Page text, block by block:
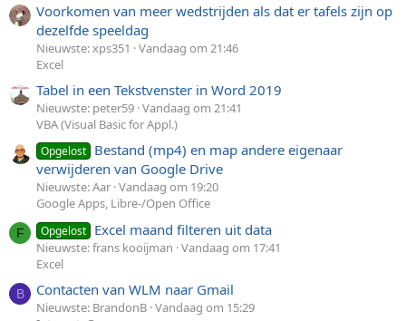
Voorkomen van meer wedstrijden als dat er tafels zijn op
dezelfde speeldag
Nieuwste: xps351
Vandaag om 21:46
Excel
Tabel in een Tekstvenster in Word 2019
Nieuwste: peter59 Vandaag om 21:41
VBA (Visual Basic for Appl.)
Opgelost Bestand (mp4) en map andere eigenaar
verwijderen van Google Drive
Nieuwste: Aar Vandaag om 19:20
Google Apps, Libre-/Open Office
F Opgelost Excel maand filteren uit data
Nieuwste: frans kooijman Vandaag om 17:41
Excel
B Contacten van WLM naar Gmail
Nieuwste: BrandonB Vandaag om 15:29